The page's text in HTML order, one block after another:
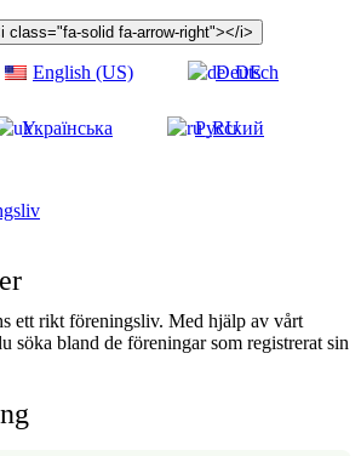
class="fa-solid fa-arrow-right"></i>
English (US) Deutsch
Українська
Русский
ett rikt föreningsliv. Med hjälp av vårt
söka bland de föreningar som registrerat sin